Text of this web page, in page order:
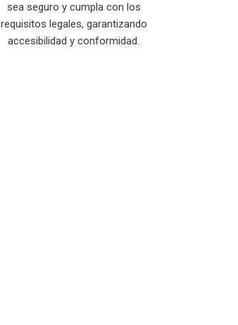
sea seguro y cumpla con los
requisitos legales, garantizando
accesibilidad y conformidad.